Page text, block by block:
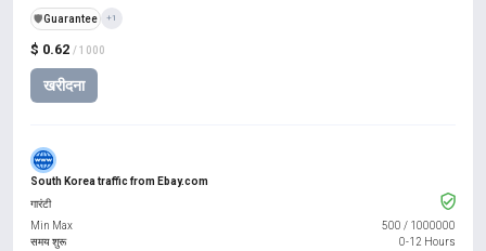
$ 0.62 / 1000
खरीदना
️🛡️Guarantee +1
South Korea traffic from Ebay.com
गारंटी
Min Max
500 / 1000000
समय शुरू
0-12 Hours